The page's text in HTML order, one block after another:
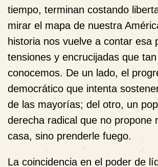
tiempo, terminan costando
mirar el mapa de nuestra
historia nos vuelve a contar esa
tensiones y encrucijadas que
conocemos. De un lado, el
democrático que intenta
de las mayorías; del otro, un
derecha radical que no propone
casa, sino prenderle fuego.
La coincidencia en el poder de